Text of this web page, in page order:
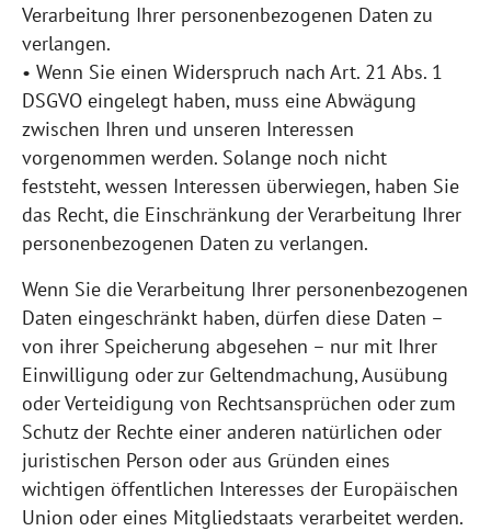
Verarbeitung Ihrer personenbezogenen Daten zu
verlangen.
• Wenn Sie einen Widerspruch nach Art. 21 Abs. 1
DSGVO eingelegt haben, muss eine Abwägung
zwischen Ihren und unseren Interessen
vorgenommen werden. Solange noch nicht
feststeht, wessen Interessen überwiegen, haben Sie
das Recht, die Einschränkung der Verarbeitung Ihrer
personenbezogenen Daten zu verlangen.
Wenn Sie die Verarbeitung Ihrer personenbezogenen
Daten eingeschränkt haben, dürfen diese Daten –
von ihrer Speicherung abgesehen – nur mit Ihrer
Einwilligung oder zur Geltendmachung, Ausübung
oder Verteidigung von Rechtsansprüchen oder zum
Schutz der Rechte einer anderen natürlichen oder
juristischen Person oder aus Gründen eines
wichtigen öffentlichen Interesses der Europäischen
Union oder eines Mitgliedstaats verarbeitet werden.